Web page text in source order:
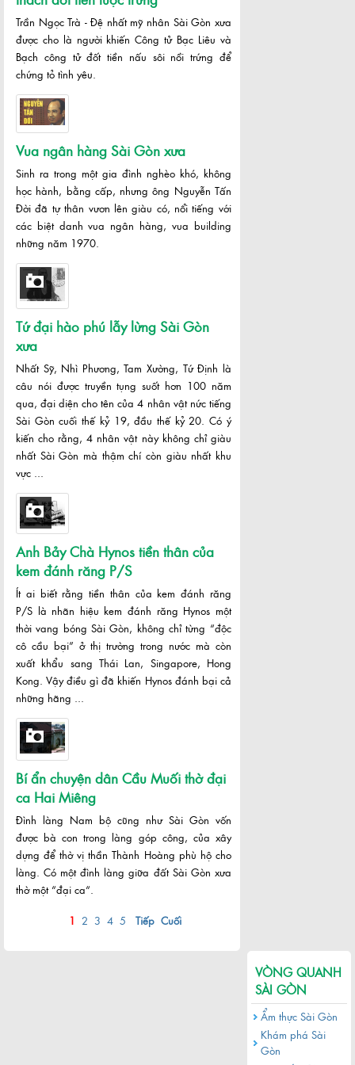
Trần Ngọc Trà - Đệ nhất mỹ nhân Sài Gòn xưa
được cho là người khiến Công tử Bạc Liêu và
Bạch công tử đốt tiền nấu sôi nồi trứng để
chứng tỏ tình yêu.
Vua ngân hàng Sài Gòn xưa
Sinh ra trong một gia đình nghèo khó, không
học hành, bằng cấp, nhưng ông Nguyễn Tấn
Đời đã tự thân vươn lên giàu có, nổi tiếng với
các biệt danh vua ngân hàng, vua building
những năm 1970.
Tứ đại hào phú lẫy lừng Sài Gòn
xưa
Nhất Sỹ, Nhì Phương, Tam Xường, Tứ Định là
câu nói được truyền tụng suốt hơn 100 năm
qua, đại diện cho tên của 4 nhân vật nức tiếng
Sài Gòn cuối thế kỷ 19, đầu thế kỷ 20. Có ý
kiến cho rằng, 4 nhân vật này không chỉ giàu
nhất Sài Gòn mà thậm chí còn giàu nhất khu
vực ...
Anh Bảy Chà Hynos tiền thân của
kem đánh răng P/S
Ít ai biết rằng tiền thân của kem đánh răng
P/S là nhãn hiệu kem đánh răng Hynos một
thời vang bóng Sài Gòn, không chỉ từng “độc
cô cầu bại” ở thị trường trong nước mà còn
xuất khẩu sang Thái Lan, Singapore, Hong
Kong. Vậy điều gì đã khiến Hynos đánh bại cả
những hãng ...
Bí ẩn chuyện dân Cầu Muối thờ đại
ca Hai Miêng
Đình làng Nam bộ cũng như Sài Gòn vốn
được bà con trong làng góp công, của xây
dựng để thờ vị thần Thành Hoàng phù hộ cho
làng. Có một đình làng giữa đất Sài Gòn xưa
thờ một “đại ca“.
1 2 3 4 5 Tiếp Cuối
VÒNG QUANH
SÀI GÒN
Ẩm thực Sài Gòn
Khám phá Sài
Gòn